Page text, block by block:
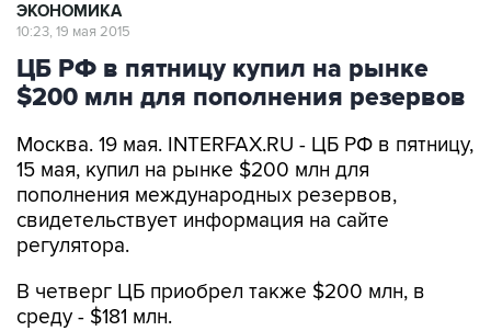
ЭКОНОМИКА
10:23, 19 мая 2015
ЦБ РФ в пятницу купил на рынке
$200 млн для пополнения резервов
Москва. 19 мая. INTERFAX.RU - ЦБ РФ в пятницу,
15 мая, купил на рынке $200 млн для
пополнения международных резервов,
свидетельствует информация на сайте
регулятора.
В четверг ЦБ приобрел также $200 млн, в
среду - $181 млн.